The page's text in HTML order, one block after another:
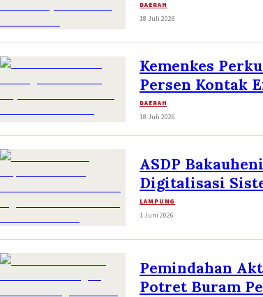
DAERAH
18 Juli 2026
Kemenkes
Persen Kontak
DAERAH
18 Juli 2026
ASDP
Digitalisasi
LAMPUNG
1 Juni 2026
Pemindahan
Potret Buram